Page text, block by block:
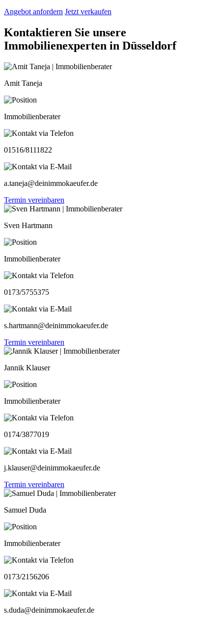
Angebot anfordern Jetzt verkaufen
Kontaktieren Sie unsere
Immobilienexperten in Düsseldorf
Amit Taneja
Immobilienberater
01516/8111822
a.taneja@deinimmokaeufer.de
Termin vereinbaren
Sven Hartmann
Immobilienberater
0173/5755375
s.hartmann@deinimmokaeufer.de
Termin vereinbaren
Jannik Klauser
Immobilienberater
0174/3877019
j.klauser@deinimmokaeufer.de
Termin vereinbaren
Samuel Duda
Immobilienberater
0173/2156206
s.duda@deinimmokaeufer.de